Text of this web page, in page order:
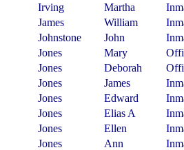
Irving
Martha
James
William
Johnstone
John
Jones
Mary
Jones
Deborah
Jones
James
Jones
Edward
Jones
Elias A
Jones
Ellen
Jones
Ann